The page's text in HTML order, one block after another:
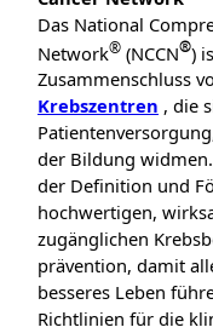
Das National
Network® (NCCN®)
Zusammenschluss
Krebszentren , die
der Bildung
der Definition und
hochwertigen,
zugänglichen
prävention, damit
besseres Leben
Richtlinien für die